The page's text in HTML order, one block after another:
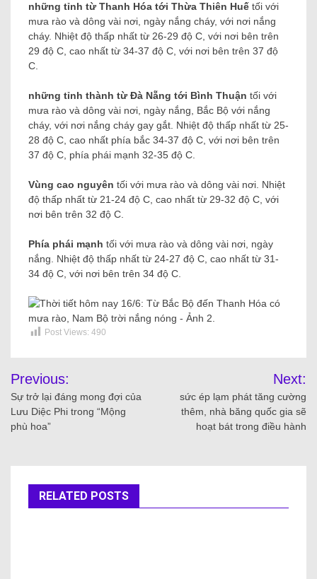
những tỉnh từ Thanh Hóa tới Thừa Thiên Huế tối với
mưa rào và dông vài nơi, ngày nắng cháy, với nơi nắng
cháy. Nhiệt độ thấp nhất từ ​​26-29 độ C, với nơi bên trên
29 độ C, cao nhất từ ​​34-37 độ C, với nơi bên trên 37 độ
C.
những tỉnh thành từ Đà Nẵng tới Bình Thuận tối với
mưa rào và dông vài nơi, ngày nắng, Bắc Bộ với nắng
cháy, với nơi nắng cháy gay gắt. Nhiệt độ thấp nhất từ ​​25-
28 độ C, cao nhất phía bắc 34-37 độ C, với nơi bên trên
37 độ C, phía phái mạnh 32-35 độ C.
Vùng cao nguyên tối với mưa rào và dông vài nơi. Nhiệt
độ thấp nhất từ ​​21-24 độ C, cao nhất từ ​​29-32 độ C, với
nơi bên trên 32 độ C.
Phía phái mạnh tối với mưa rào và dông vài nơi, ngày
nắng. Nhiệt độ thấp nhất từ ​​24-27 độ C, cao nhất từ ​​31-
34 độ C, với nơi bên trên 34 độ C.
Post Views: 490
Previous:
Sự trở lại đáng mong đợi của
Lưu Diệc Phi trong “Mộng
phù hoa”
Next:
sức ép lạm phát tăng cường
thêm, nhà băng quốc gia sẽ
hoạt bát trong điều hành
RELATED POSTS